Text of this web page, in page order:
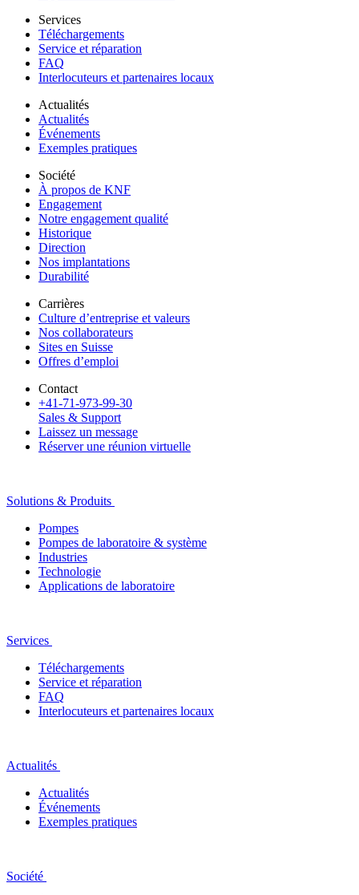
Services
Téléchargements
Service et réparation
FAQ
Interlocuteurs et partenaires locaux
Actualités
Actualités
Événements
Exemples pratiques
Société
À propos de KNF
Engagement
Notre engagement qualité
Historique
Direction
Nos implantations
Durabilité
Carrières
Culture d’entreprise et valeurs
Nos collaborateurs
Sites en Suisse
Offres d’emploi
Contact
+41-71-973-99-30
Sales & Support
Laissez un message
Réserver une réunion virtuelle
Solutions & Produits
Pompes
Pompes de laboratoire & système
Industries
Technologie
Applications de laboratoire
Services
Téléchargements
Service et réparation
FAQ
Interlocuteurs et partenaires locaux
Actualités
Actualités
Événements
Exemples pratiques
Société